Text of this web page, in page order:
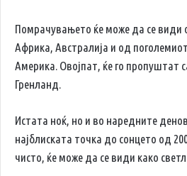
Помрачувањето ќе може да се види
Африка, Австралија и од
Америка. Овојпат, ќе го пропуштат
Гренланд.
Истата ноќ, но и во наредните
најблиската точка до сонцето од
чисто, ќе може да се види како